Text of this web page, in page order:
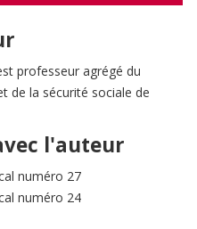
professeur agrégé du
de la sécurité sociale de
l'auteur
numéro 27
numéro 24